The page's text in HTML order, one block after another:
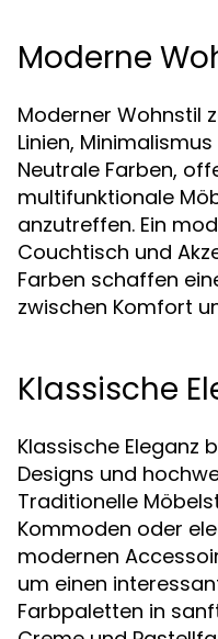
Moderne
Moderner Wohnstil
Linien,
Neutrale Farben,
multifunktionale
anzutreffen. Ein
Couchtisch und
Farben schaffen
zwischen Komfort
Klassische
Klassische Eleganz
Designs und
Traditionelle
Kommoden oder
modernen
um einen
Farbpaletten in